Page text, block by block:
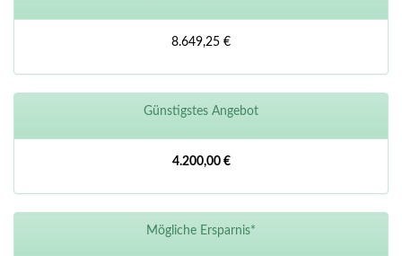
8.649,25 €
Günstigstes Angebot
4.200,00 €
Mögliche Ersparnis*